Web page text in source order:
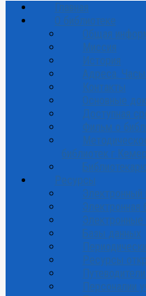
Главная
О библиотеке
Общая
Миссия
История
Адреса.
Контакты
Основные
Доступная
Фильм о
библиотек
Ресурсы
Электронный
Электронная
Базы данных
Ресурсы
Персоналии